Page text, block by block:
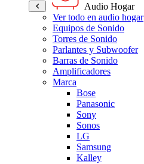
Audio Hogar
Ver todo en audio hogar
Equipos de Sonido
Torres de Sonido
Parlantes y Subwoofer
Barras de Sonido
Amplificadores
Marca
Bose
Panasonic
Sony
Sonos
LG
Samsung
Kalley